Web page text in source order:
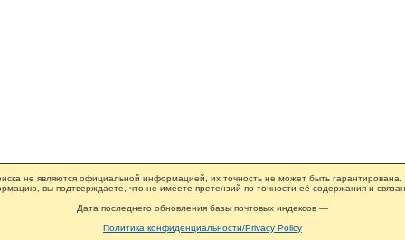
не являются официальной информацией, их точность не может быть гарантирована.
вы подтверждаете, что не имеете претензий по точности её содержания и
Дата последнего обновления базы почтовых индексов —
Политика конфиденциальности/Privacy Policy